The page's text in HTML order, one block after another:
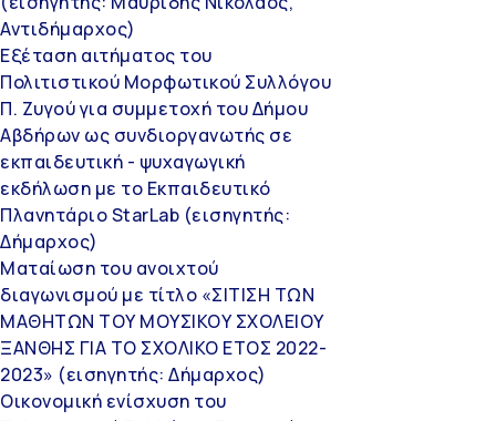
Αντιδήμαρχος)
Εξέταση αιτήματος του
Πολιτιστικού Μορφωτικού Συλλόγου
Π. Ζυγού για συμμετοχή του Δήμου
Αβδήρων ως συνδιοργανωτής σε
εκπαιδευτική - ψυχαγωγική
εκδήλωση με το Εκπαιδευτικό
Πλανητάριο StarLab (εισηγητής:
Δήμαρχος)
Ματαίωση του ανοιχτού
διαγωνισμού με τίτλο «ΣΙΤΙΣΗ ΤΩΝ
ΜΑΘΗΤΩΝ ΤΟΥ ΜΟΥΣΙΚΟΥ ΣΧΟΛΕΙΟΥ
ΞΑΝΘΗΣ ΓΙΑ ΤΟ ΣΧΟΛΙΚΟ ΕΤΟΣ 2022-
2023» (εισηγητής: Δήμαρχος)
Οικονομική ενίσχυση του